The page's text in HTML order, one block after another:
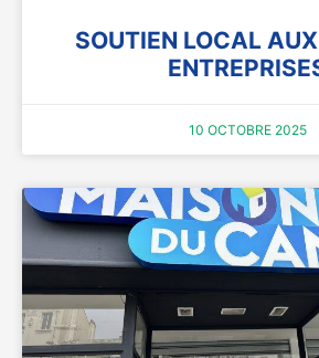
SOUTIEN LOCAL
10 OCTOBRE 2025